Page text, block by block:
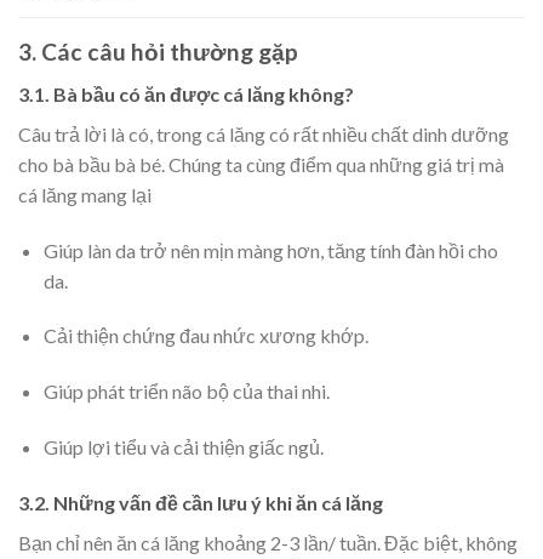
3. Các câu hỏi thường gặp
3.1. Bà bầu có ăn được cá lăng không?
Câu trả lời là có, trong cá lăng có rất nhiều chất dinh dưỡng
cho bà bầu bà bé. Chúng ta cùng điểm qua những giá trị mà
cá lăng mang lại
Giúp làn da trở nên mịn màng hơn, tăng tính đàn hồi cho
da.
Cải thiện chứng đau nhức xương khớp.
Giúp phát triển não bộ của thai nhi.
Giúp lợi tiểu và cải thiện giấc ngủ.
3.2. Những vấn đề cần lưu ý khi ăn cá lăng
Bạn chỉ nên ăn cá lăng khoảng 2-3 lần/ tuần. Đặc biệt, không